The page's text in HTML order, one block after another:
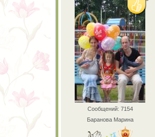
Сообщений: 7154
Баранова Марина